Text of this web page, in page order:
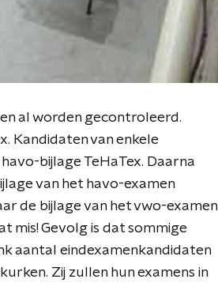
al worden gecontroleerd.
Kandidaten van enkele
bijlage TeHaTex. Daarna
van het havo-examen
de bijlage van het vwo-examen
mis! Gevolg is dat sommige
aantal eindexamenkandidaten
Zij zullen hun examens in